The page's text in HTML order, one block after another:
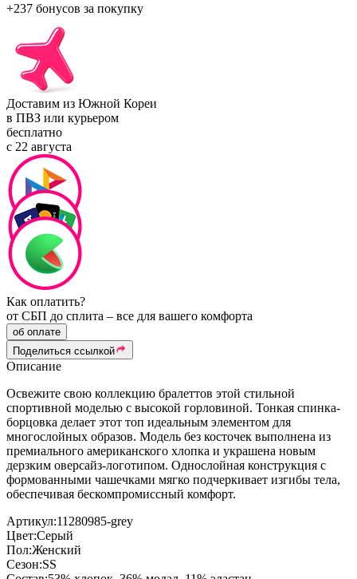
+237 бонусов за покупку
Доставим из Южной Кореи
в ПВЗ или курьером
бесплатно
с 22 августа
Как оплатить?
от СБП до сплита – все для вашего комфорта
об оплате
Поделиться ссылкой
Описание
Освежите свою коллекцию бралеттов этой стильной
спортивной моделью с высокой горловиной. Тонкая спинка-
борцовка делает этот топ идеальным элементом для
многослойных образов. Модель без косточек выполнена из
премиального американского хлопка и украшена новым
дерзким оверсайз-логотипом. Однослойная конструкция с
формованными чашечками мягко подчеркивает изгибы тела,
обеспечивая бескомпромиссный комфорт.
Артикул:11280985-grey
Цвет:Серый
Пол:Женский
Сезон:SS